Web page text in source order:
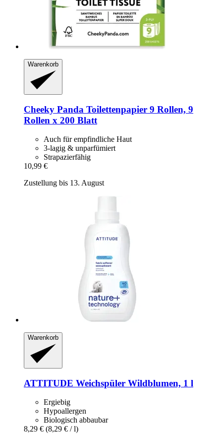
Warenkorb
Cheeky Panda Toilettenpapier 9 Rollen, 9
Rollen x 200 Blatt
Auch für empfindliche Haut
3-lagig & unparfümiert
Strapazierfähig
10,99 €
Zustellung bis 13. August
Warenkorb
ATTITUDE Weichspüler Wildblumen, 1 l
Ergiebig
Hypoallergen
Biologisch abbaubar
8,29 € (8,29 € / l)